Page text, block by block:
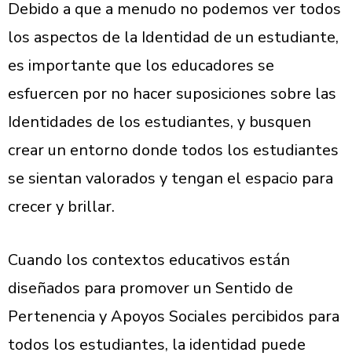
Debido a que a menudo no podemos ver todos
los aspectos de la Identidad de un estudiante,
es importante que los educadores se
esfuercen por no hacer suposiciones sobre las
Identidades de los estudiantes, y busquen
crear un entorno donde todos los estudiantes
se sientan valorados y tengan el espacio para
crecer y brillar.
Cuando los contextos educativos están
diseñados para promover un Sentido de
Pertenencia y Apoyos Sociales percibidos para
todos los estudiantes, la identidad puede